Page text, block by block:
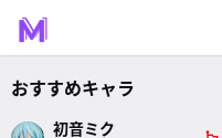
おすすめキャラ
初音ミク